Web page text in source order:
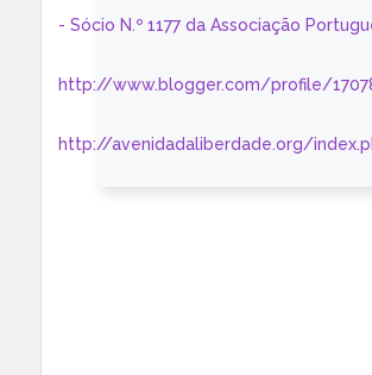
- Sócio N.º 1177 da Associação
http://www.blogger.com/profile/
http://avenidadaliberdade.org/